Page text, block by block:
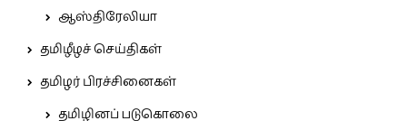
ஆஸ்திரேலியா
தமிழீழச் செய்திகள்
தமிழர் பிரச்சினைகள்
தமிழினப் படுகொலை